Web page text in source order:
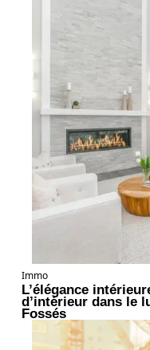
Immo
L’élégance
d’intérieur dans le
Fossés